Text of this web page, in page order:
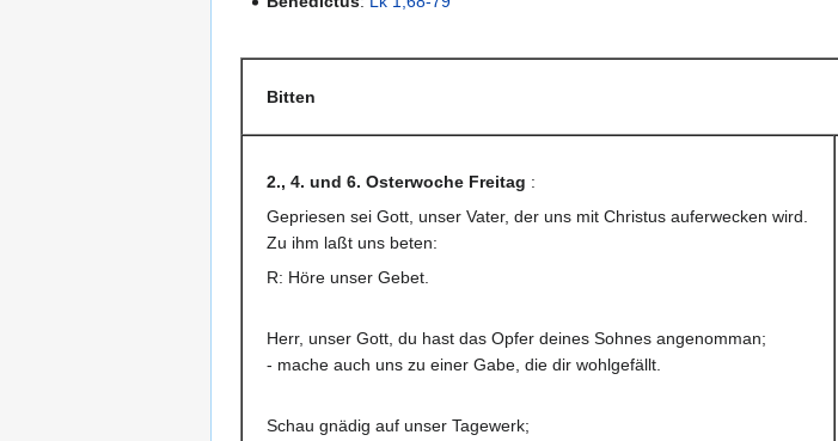
Bitten
2., 4. und 6. Osterwoche Freitag :
Gepriesen sei Gott, unser Vater, der uns mit Christus auferwecken wird.
Zu ihm laßt uns beten:
R: Höre unser Gebet.
Herr, unser Gott, du hast das Opfer deines Sohnes angenomman;
- mache auch uns zu einer Gabe, die dir wohlgefällt.
Schau gnädig auf unser Tagewerk;